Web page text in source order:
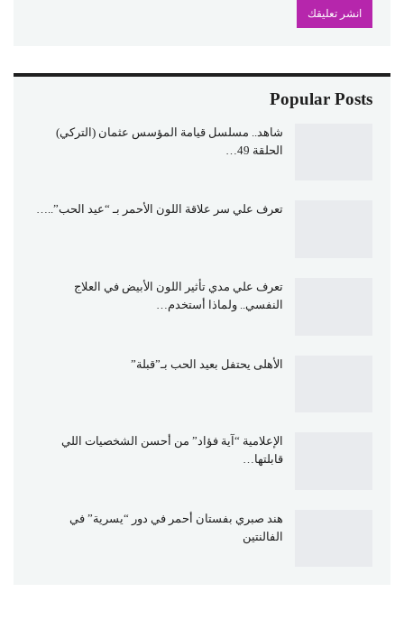
Popular Posts
شاهد.. مسلسل قيامة المؤسس عثمان (التركي)
الحلقة 49…
تعرف علي سر علاقة اللون الأحمر بـ “عيد الحب”..…
تعرف علي مدي تأثير اللون الأبيض في العلاج
النفسي.. ولماذا أستخدم…
الأهلى يحتفل بعيد الحب بـ”قبلة”
الإعلامية “آية فؤاد” من أحسن الشخصيات اللي
قابلتها…
هند صبري بفستان أحمر في دور “يسرية” في
الفالنتين